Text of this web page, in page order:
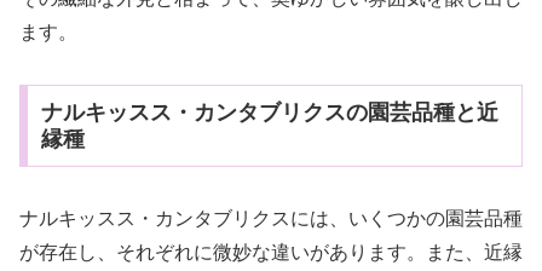
ます。
ナルキッスス・カンタブリクスの園芸品種と近
縁種
ナルキッスス・カンタブリクスには、いくつかの園芸品種
が存在し、それぞれに微妙な違いがあります。また、近縁